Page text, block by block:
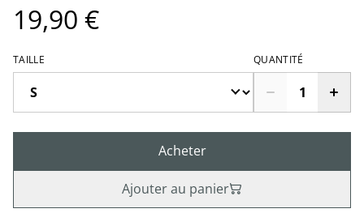
19,90 €
TAILLE QUANTITÉ
Acheter
Ajouter au panier